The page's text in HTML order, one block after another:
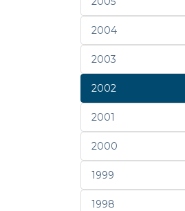
2004
2003
2002
2001
2000
1999
1998